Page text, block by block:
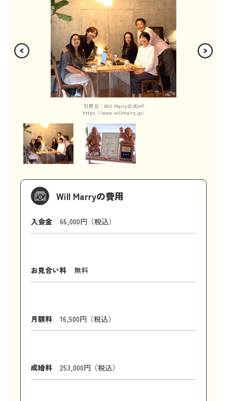
引用元：Will Marry公式HP
https://www.willmarry.jp/
Will Marryの費用
入会金 66,000円（税込）
お見合い料 無料
月額料 16,500円（税込）
成婚料 253,000円（税込）